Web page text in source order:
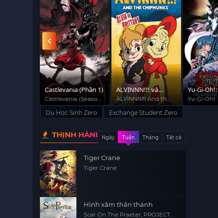
Castlevania (Phần 1)
Castlevania (Season
1)
ALVINNN!!! và
nhóm sóc chuột
(Phần 2)
ALVINNN!!! And the
Chipmunks (Season
2)
Yu-Gi-
Không
Yu-Gi-
Du Học Sinh Zero Exchange Student Zero
THỊNH HÀNHNgày Tuần Tháng Tất cả
Tiger Crane
Tiger Crane
Hình xăm thần thánh
Scar On The Praeter, PROJECT